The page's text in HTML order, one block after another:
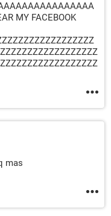
MY FACEBOOK
mas